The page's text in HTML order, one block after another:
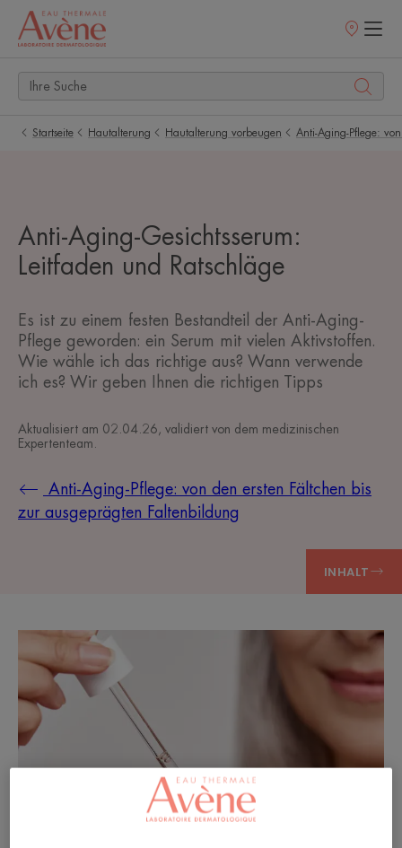
Startseite Hautalterung Hautalterung vorbeugen Anti-Aging-Pflege:
Anti-Aging-Gesichtsserum:
Leitfaden und Ratschläge
Es ist zu einem festen Bestandteil der Anti-Aging-
Pflege geworden: ein Serum mit vielen Aktivstoffen.
Wie wähle ich das richtige aus? Wann verwende
ich es? Wir geben Ihnen die richtigen Tipps
Aktualisiert am 02.04.26 , validiert von dem medizinischen
Expertenteam
Anti-Aging-Pflege: von den ersten Fältchen bis
zur ausgeprägten Faltenbildung
INHALT